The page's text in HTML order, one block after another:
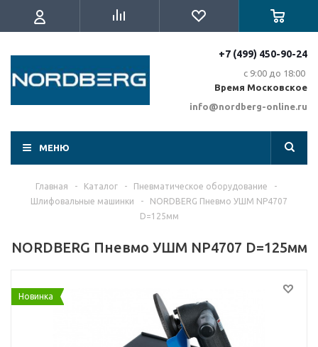
+7 (499) 450-90-24
с 9:00 до 18:00
Время Московское
info@nordberg-online.ru
МЕНЮ
Главная - Каталог - Пневматическое оборудование
-
Шлифовальные машинки
-
NORDBERG Пневмо УШМ NP4707
D=125мм
NORDBERG Пневмо УШМ NP4707 D=125мм
Новинка